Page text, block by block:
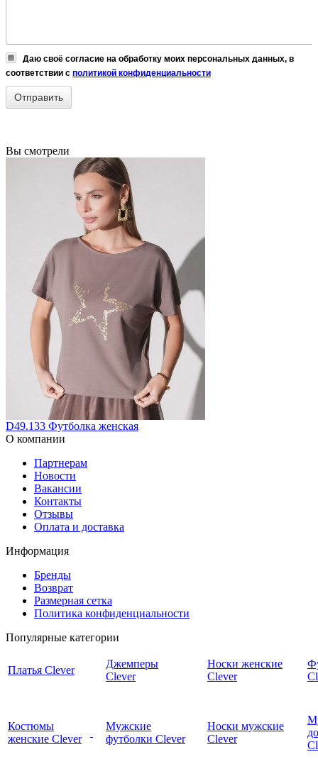
Даю своё согласие на обработку моих персональных данных, в
соответствии с политикой конфиденциальности
Вы смотрели
D49.133 Футболка женская
О компании
Партнерам
Новости
Вакансии
Контакты
Отзывы
Оплата и доставка
Информация
Бренды
Возврат
Размерная сетка
Политика конфиденциальности
Популярные категории
Платья Clever
Джемперы
Clever
Носки женские
Clever
Костюмы
женские Clever
Мужские
футболки Clever
Носки мужские
Clever